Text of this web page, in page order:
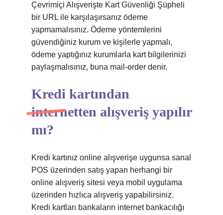
Çevrimiçi Alışverişte Kart Güvenliği Şüpheli
bir URL ile karşılaşırsanız ödeme
yapmamalısınız. Ödeme yöntemlerini
güvendiğiniz kurum ve kişilerle yapmalı,
ödeme yaptığınız kurumlarla kart bilgilerinizi
paylaşmalısınız, buna mail-order denir.
Kredi kartından
internetten alışveriş yapılır
mı?
Kredi kartınız online alışverişe uygunsa sanal
POS üzerinden satış yapan herhangi bir
online alışveriş sitesi veya mobil uygulama
üzerinden hızlıca alışveriş yapabilirsiniz.
Kredi kartları bankaların internet bankacılığı